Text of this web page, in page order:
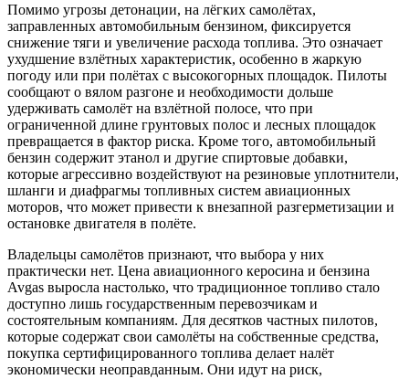
Помимо угрозы детонации, на лёгких самолётах,
заправленных автомобильным бензином, фиксируется
снижение тяги и увеличение расхода топлива. Это означает
ухудшение взлётных характеристик, особенно в жаркую
погоду или при полётах с высокогорных площадок. Пилоты
сообщают о вялом разгоне и необходимости дольше
удерживать самолёт на взлётной полосе, что при
ограниченной длине грунтовых полос и лесных площадок
превращается в фактор риска. Кроме того, автомобильный
бензин содержит этанол и другие спиртовые добавки,
которые агрессивно воздействуют на резиновые уплотнители,
шланги и диафрагмы топливных систем авиационных
моторов, что может привести к внезапной разгерметизации и
остановке двигателя в полёте.
Владельцы самолётов признают, что выбора у них
практически нет. Цена авиационного керосина и бензина
Avgas выросла настолько, что традиционное топливо стало
доступно лишь государственным перевозчикам и
состоятельным компаниям. Для десятков частных пилотов,
которые содержат свои самолёты на собственные средства,
покупка сертифицированного топлива делает налёт
экономически неоправданным. Они идут на риск,